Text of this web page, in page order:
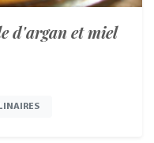
d'argan et miel